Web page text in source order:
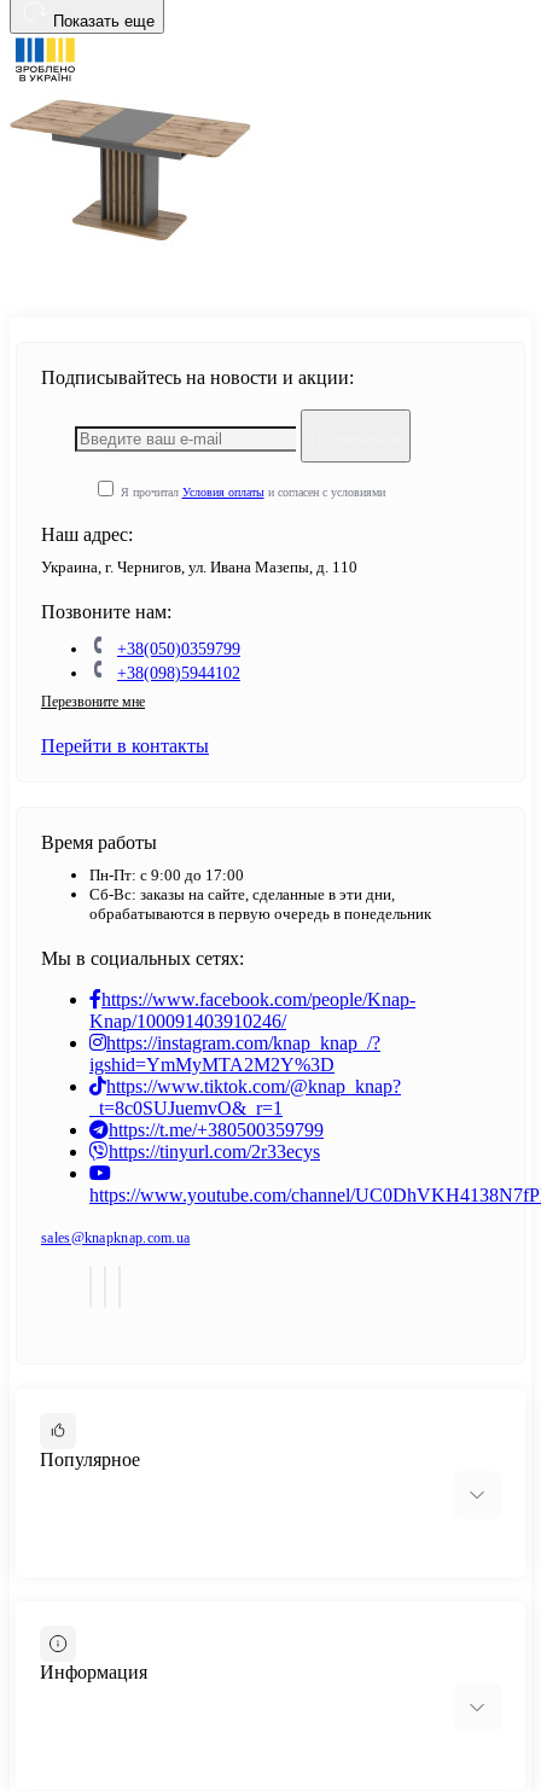
Показать еще
Подписывайтесь на новости и акции:
Я прочитал Условия оплатыи согласен с условиями
Наш адрес:
Украина, г. Чернигов, ул. Ивана Мазепы, д. 110
Позвоните нам:
+38(050)0359799
+38(098)5944102
Перезвоните мне
Перейти в контакты
Время работы
Пн-Пт: с 9:00 до 17:00
Сб-Вс: заказы на сайте, сделанные в эти дни,
обрабатываются в первую очередь в понедельник
Мы в социальных сетях:
https://www.facebook.com/people/Knap-
Knap/100091403910246/
https://instagram.com/knap_knap_/?
igshid=YmMyMTA2M2Y%3D
https://www.tiktok.com/@knap_knap?
_t=8c0SUJuemvO&_r=1
https://t.me/+380500359799
https://tinyurl.com/2r33ecys
https://www.youtube.com/channel/
sales@knapknap.com.ua
Популярное
Информация